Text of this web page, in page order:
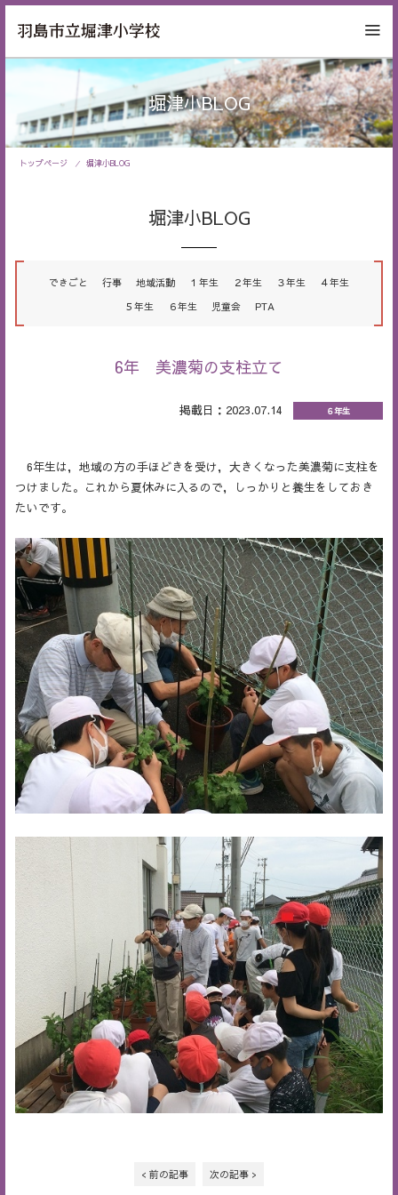
堀津小BLOG
トップページ 堀津小BLOG
堀津小BLOG
できごと 行事 地域活動 １年生 ２年生 ３年生
４年生
５年生
６年生 児童会 PTA
6年 美濃菊の支柱立て
掲載日：2023.07.14 ６年生
6年生は，地域の方の手ほどきを受け，大きくなった美濃菊に支柱を
つけました。これから夏休みに入るので，しっかりと養生をしておき
たいです。
< 前の記事 次の記事 >